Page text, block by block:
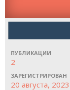
ПУБЛИКАЦИИ
2
ЗАРЕГИСТРИРОВАН
20 августа, 2023